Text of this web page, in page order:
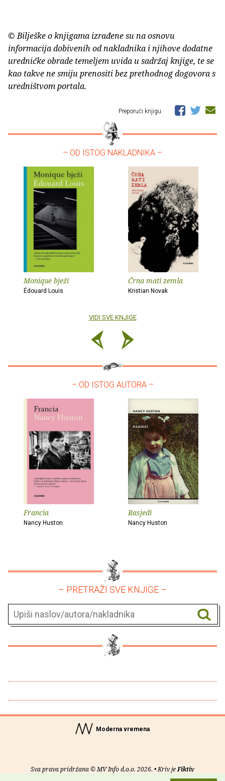
© Bilješke o knjigama izrađene su na osnovu
informacija dobivenih od nakladnika i njihove dodatne
uredničke obrade temeljem uvida u sadržaj knjige, te se
kao takve ne smiju prenositi bez prethodnog dogovora s
uredništvom portala.
Preporuči knjigu
– OD ISTOG NAKLADNIKA –
Monique bježi
Édouard Louis
Črna mati zemla
Kristian Novak
VIDI SVE KNJIGE
– OD ISTOG AUTORA –
Francia
Nancy Huston
Rasjedi
Nancy Huston
– PRETRAŽI SVE KNJIGE –
Moderna vremena
Sva prava pridržana © MV Info d.o.o. 2026. • Kriv jeFiktiv